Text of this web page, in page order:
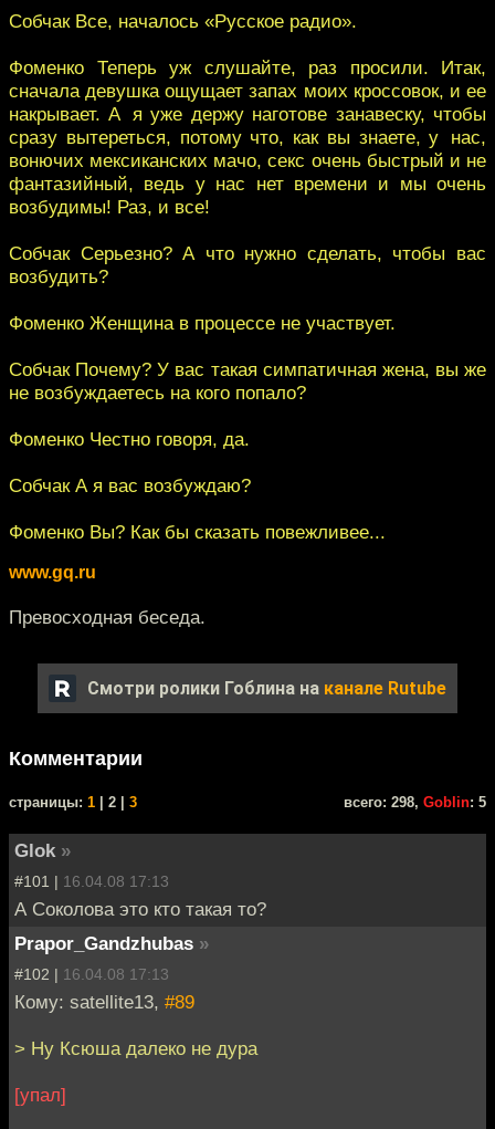
Собчак Все, началось «Русское радио».
Фоменко Теперь уж слушайте, раз просили. Итак,
сначала девушка ощущает запах моих кроссовок, и ее
накрывает. А я уже держу наготове занавеску, чтобы
сразу вытереться, потому что, как вы знаете, у нас,
вонючих мексиканских мачо, секс очень быстрый и не
фантазийный, ведь у нас нет времени и мы очень
возбудимы! Раз, и все!
Собчак Серьезно? А что нужно сделать, чтобы вас
возбудить?
Фоменко Женщина в процессе не участвует.
Собчак Почему? У вас такая симпатичная жена, вы же
не возбуждаетесь на кого попало?
Фоменко Честно говоря, да.
Собчак А я вас возбуждаю?
Фоменко Вы? Как бы сказать повежливее...
www.gq.ru
Превосходная беседа.
Смотри ролики Гоблина на канале Rutube
Комментарии
cтраницы: 1 | 2 | 3 всего: 298, Goblin: 5
Glok »
#101 | 16.04.08 17:13
А Соколова это кто такая то?
Prapor_Gandzhubas »
#102 | 16.04.08 17:13
Кому: satellite13, #89
> Ну Ксюша далеко не дура
[упал]